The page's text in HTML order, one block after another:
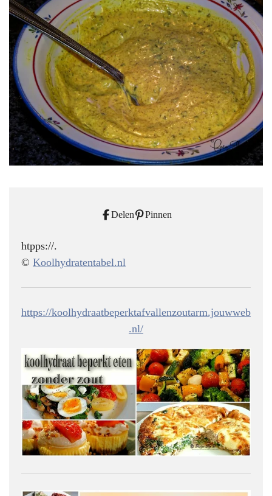
Delen Pinnen
htpps://.
© Koolhydratentabel.nl
https://koolhydraatbeperktafvallenzoutarm.jouwweb
.nl/